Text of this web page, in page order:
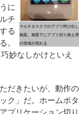
マルチタスクでのアプリ呼び出し
画面。画面下にアプリ切り換え用
の領域が現れる
に
チ
る
。
妙なしかけといえ
だきたいが、動作の
ク」だ。ホームボタ
プリケーション切り